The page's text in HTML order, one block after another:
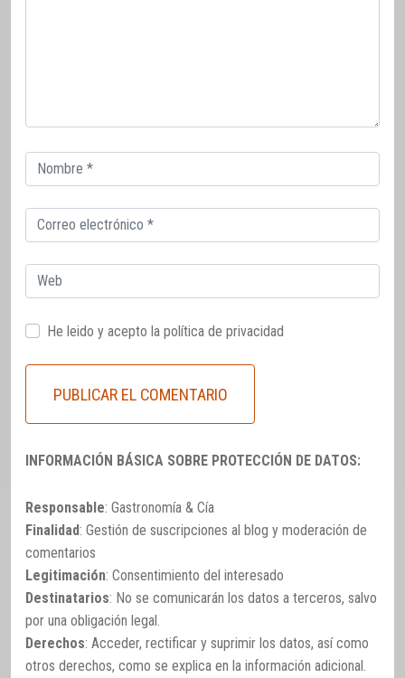
Correo
electrónico
Correo
electrónico
Web
He leido y acepto la política de privacidad
INFORMACIÓN BÁSICA SOBRE PROTECCIÓN DE DATOS:
Responsable: Gastronomía & Cía
Finalidad: Gestión de suscripciones al blog y moderación de
comentarios
Legitimación: Consentimiento del interesado
Destinatarios: No se comunicarán los datos a terceros, salvo
por una obligación legal.
Derechos: Acceder, rectificar y suprimir los datos, así como
otros derechos, como se explica en la información adicional.